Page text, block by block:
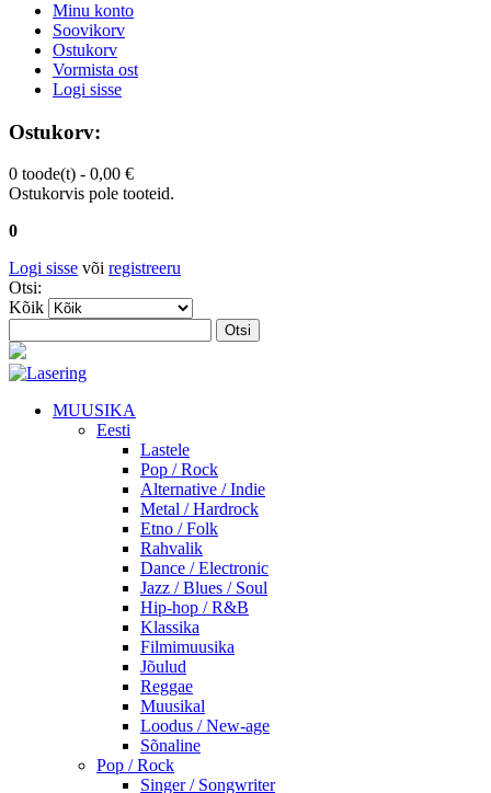
Minu konto
Soovikorv
Ostukorv
Vormista ost
Logi sisse
Ostukorv:
0 toode(t) - 0,00 €
Ostukorvis pole tooteid.
0
Logi sisse või registreeru
Otsi:
Kõik
Otsi
MUUSIKA
Eesti
Lastele
Pop / Rock
Alternative / Indie
Metal / Hardrock
Etno / Folk
Rahvalik
Dance / Electronic
Jazz / Blues / Soul
Hip-hop / R&B
Klassika
Filmimuusika
Jõulud
Reggae
Muusikal
Loodus / New-age
Sõnaline
Pop / Rock
Singer / Songwriter